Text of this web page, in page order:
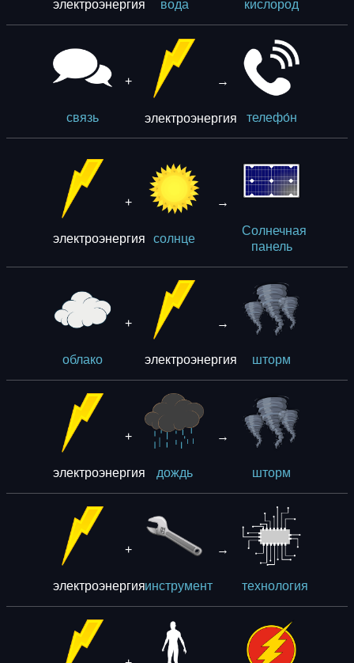
электроэнергия вода кислород
связь
+
электроэнергия
→
телефо́н
электроэнергия
+
солнце
→
Солнечная
панель
облако
+
электроэнергия
→
шторм
электроэнергия
+
дождь
→
шторм
электроэнергия
+
инструмент
→
технология